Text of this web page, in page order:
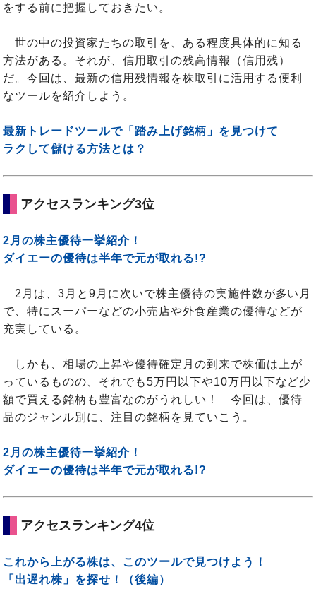
をする前に把握しておきたい。
世の中の投資家たちの取引を、ある程度具体的に知る
方法がある。それが、信用取引の残高情報（信用残）
だ。今回は、最新の信用残情報を株取引に活用する便利
なツールを紹介しよう。
最新トレードツールで「踏み上げ銘柄」を見つけて
ラクして儲ける方法とは？
アクセスランキング3位
2月の株主優待一挙紹介！
ダイエーの優待は半年で元が取れる!?
2月は、3月と9月に次いで株主優待の実施件数が多い月
で、特にスーパーなどの小売店や外食産業の優待などが
充実している。
しかも、相場の上昇や優待確定月の到来で株価は上が
っているものの、それでも5万円以下や10万円以下など少
額で買える銘柄も豊富なのがうれしい！ 今回は、優待
品のジャンル別に、注目の銘柄を見ていこう。
2月の株主優待一挙紹介！
ダイエーの優待は半年で元が取れる!?
アクセスランキング4位
これから上がる株は、このツールで見つけよう！
「出遅れ株」を探せ！（後編）